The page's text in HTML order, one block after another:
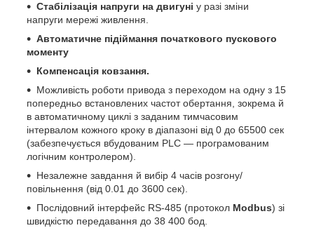
Стабілізація напруги на двигуні у разі зміни
напруги мережі живлення.
Автоматичне підіймання початкового пускового
моменту
Компенсація ковзання.
Можливість роботи привода з переходом на одну з 15
попередньо встановлених частот обертання, зокрема й
в автоматичному циклі з заданим тимчасовим
інтервалом кожного кроку в діапазоні від 0 до 65500 сек
(забезпечується вбудованим PLC — програмованим
логічним контролером).
Незалежне завдання й вибір 4 часів розгону/
повільнення (від 0.01 до 3600 сек).
Послідовний інтерфейс RS-485 (протокол Modbus) зі
швидкістю передавання до 38 400 бод.